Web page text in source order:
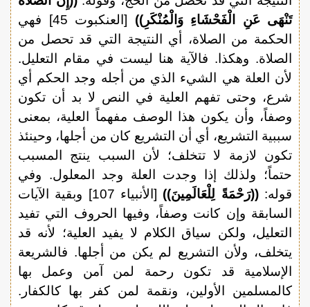
تَنْهَى عَنِ الْفَحْشَاءِ وَالْمُنْكَرِ))
[العنكبوت 45] فهي
الحكمة من الصلاة، أي النتيجة التي قد تحصل من
الصلاة. وهكذا. فالآية هنا ليست في مقام التعليل.
لأن العلة هي الشيء الذي من أجله وجد الحكم أي
شرع، وحتى تفهم العلية في النص لا بد أن تكون
وصفاً، وأن يكون هذا الوصف مفهماً العلية، بمعنى
سببية التشريع، أي أن التشريع كان من أجلها، وحينئذ
تكون لازمة لا تتخلف؛ لأن السبب ينتج المسبب
حتماً؛ ولذلك إذا وجدت العلة وجد المعلول. وفي
قوله:((رَحْمَةً لِلْعَالَمِينَ))
[الأنبياء 107] وبقية الآيات
السابقة وإن كانت وصفاً، وفيها الحروف التي تفيد
التعليل، ولكن سياق الكلام لا يفيد العلية؛ لأنه قد
يتخلف، ولأن التشريع لم يكن من أجلها. فالشريعة
الإسلامية قد تكون رحمة لمن آمن وعمل بها
كالمسلمين الأولين، ونقمة لمن كفر بها كالكفار.